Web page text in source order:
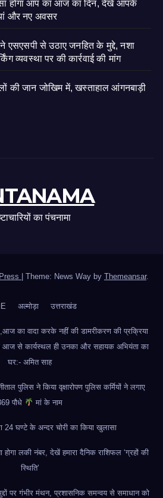
होगा आप का आज का दिन, देखें आपके
और नए अवसर
एसएसपी से उठाए जनहित के मुद्दे, नशा
व्यवस्था पर की कार्रवाई की मांग
की जान जोखिम में, खस्ताहाल आंगनबाड़ी
का पंचनामा
Theme: News Way by Themeansar.
अल्मोड़ा उत्तराखंड
का वादा करके नहीं की डामरीकरण की प्रक्रिया
आज से कार्यस्थल ही उनका और सहायक अभियंता का
घर:- अमित साह
पुलिस ने किया वृक्षारोपण पुलिस कर्मियों ने लगाए
पौधे
मां के नाम
24 घण्टे के अन्दर चोरी का किया खुलासा
लकी नंबर, देखें हमारा दैनिक राशिफल ‘ग्रहों की
स्थिति’
मुद्दों पर गंभीर मंथन, प्रशासनिक समन्वय से समाधान को